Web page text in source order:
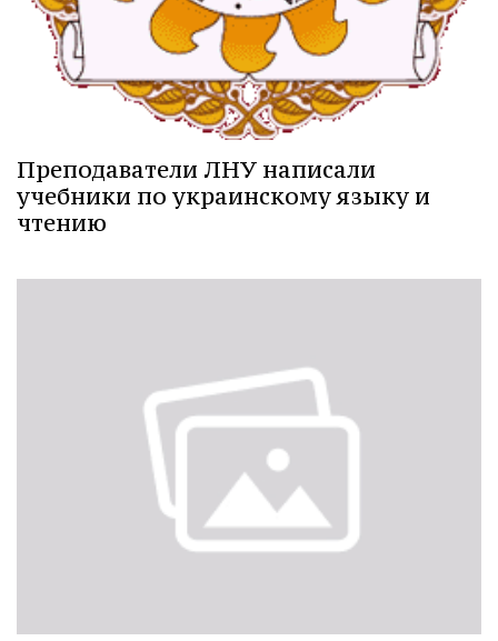
Преподаватели ЛНУ написали
учебники по украинскому языку и
чтению